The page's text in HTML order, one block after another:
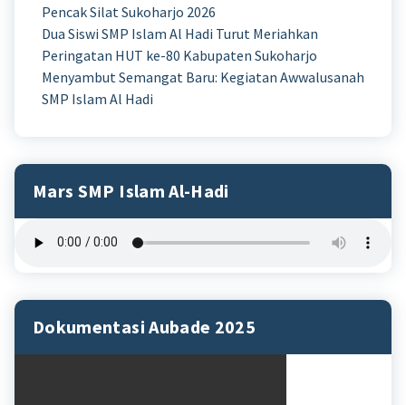
Pencak Silat Sukoharjo 2026
Dua Siswi SMP Islam Al Hadi Turut Meriahkan
Peringatan HUT ke-80 Kabupaten Sukoharjo
Menyambut Semangat Baru: Kegiatan Awwalusanah
SMP Islam Al Hadi
Mars SMP Islam Al-Hadi
Dokumentasi Aubade 2025